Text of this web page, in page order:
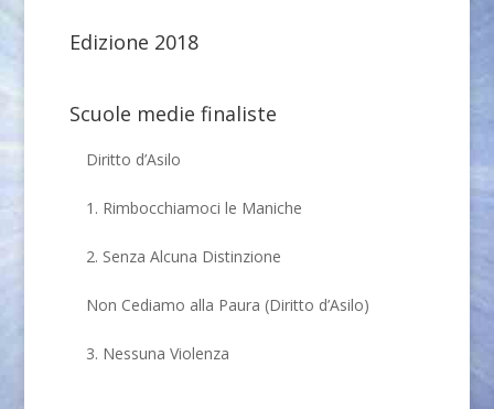
Edizione 2018
Scuole medie finaliste
Diritto d’Asilo
1. Rimbocchiamoci le Maniche
2. Senza Alcuna Distinzione
Non Cediamo alla Paura (Diritto d’Asilo)
3. Nessuna Violenza